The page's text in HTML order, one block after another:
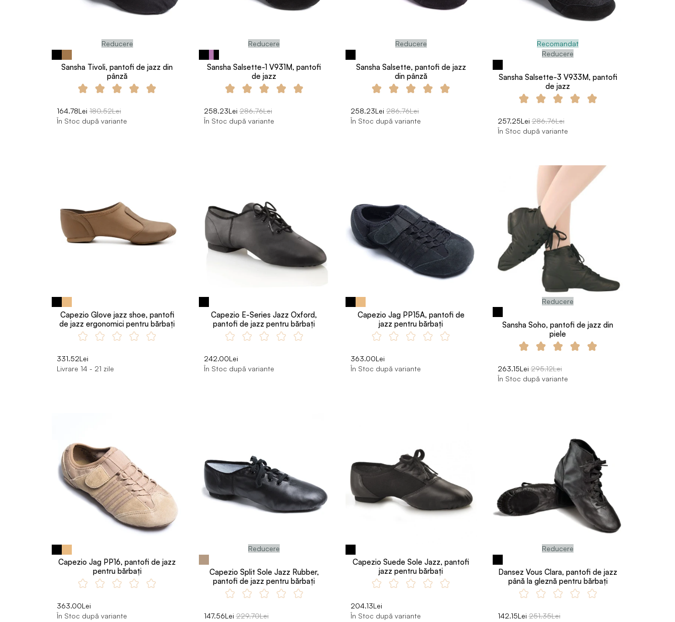
Reducere
Sansha Tivoli, pantofi de jazz din
pânză
164.78Lei 180.52Lei
În Stoc după variante
Reducere
Sansha Salsette-1 V931M, pantofi
de jazz
258.23Lei 286.76Lei
În Stoc după variante
Reducere
Sansha Salsette, pantofi de jazz
din pânză
258.23Lei 286.76Lei
În Stoc după variante
Recomandat
Reducere
Sansha Salsette-3 V933M, pantofi
de jazz
257.25Lei 286.76Lei
În Stoc după variante
Capezio Glove jazz shoe, pantofi
de jazz ergonomici pentru bărbaţi
331.52Lei
Livrare 14 - 21 zile
Capezio E-Series Jazz Oxford,
pantofi de jazz pentru bărbați
242.00Lei
În Stoc după variante
Capezio Jag PP15A, pantofi de
jazz pentru bărbați
363.00Lei
În Stoc după variante
Reducere
Sansha Soho, pantofi de jazz din
piele
263.15Lei 295.12Lei
În Stoc după variante
Capezio Jag PP16, pantofi de jazz
pentru bărbați
363.00Lei
În Stoc după variante
Reducere
Capezio Split Sole Jazz Rubber,
pantofi de jazz pentru bărbați
147.56Lei 229.70Lei
Capezio Suede Sole Jazz, pantofi
jazz pentru bărbați
204.13Lei
În Stoc după variante
Reducere
Dansez Vous Clara, pantofi de jazz
până la gleznă pentru bărbați
142.15Lei 251.35Lei